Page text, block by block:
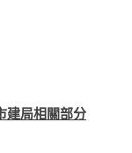
建局相關部分